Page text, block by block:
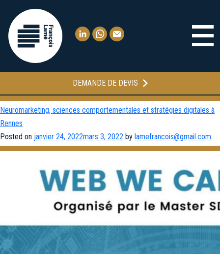
DEMANDE DE DEVIS
Uncategorized
Neuromarketing, sciences comportementales et stratégies digitales à
Rennes
Posted on janvier 24, 2022mars 3, 2022 by lamefrancois@gmail.com